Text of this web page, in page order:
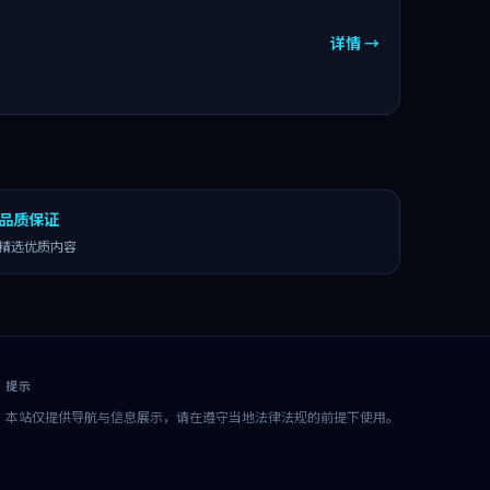
详情 →
品质保证
选优质内容
提示
本站仅提供导航与信息展示，请在遵守当地法律法规的前提下使用。